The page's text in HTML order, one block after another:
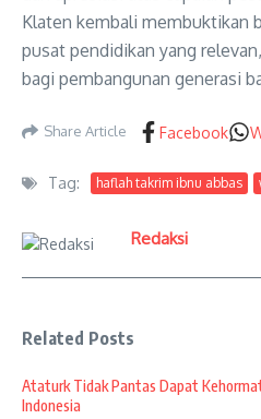
Klaten kembali membuktikan
pusat pendidikan yang
bagi pembangunan generasi
Share Article Facebook
Tag: haflah takrim ibnu abbas
Redaksi
Related Posts
Ataturk Tidak Pantas Dapat
Indonesia